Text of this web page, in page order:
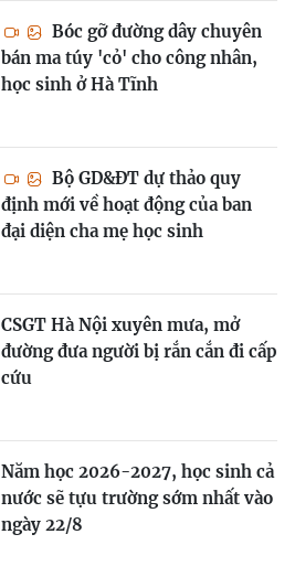
Bóc gỡ đường dây chuyên
bán ma túy 'cỏ' cho công nhân,
học sinh ở Hà Tĩnh
Bộ GD&ĐT dự thảo quy
định mới về hoạt động của ban
đại diện cha mẹ học sinh
CSGT Hà Nội xuyên mưa, mở
đường đưa người bị rắn cắn đi cấp
cứu
Năm học 2026-2027, học sinh cả
nước sẽ tựu trường sớm nhất vào
ngày 22/8